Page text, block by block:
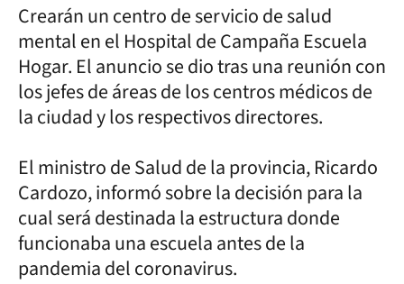
Crearán un centro de servicio de salud
mental en el Hospital de Campaña Escuela
Hogar. El anuncio se dio tras una reunión con
los jefes de áreas de los centros médicos de
la ciudad y los respectivos directores.
El ministro de Salud de la provincia, Ricardo
Cardozo, informó sobre la decisión para la
cual será destinada la estructura donde
funcionaba una escuela antes de la
pandemia del coronavirus.